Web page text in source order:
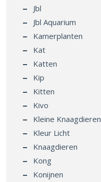
Jbl
Jbl Aquarium
Kamerplanten
Kat
Katten
Kip
Kitten
Kivo
Kleine Knaagdieren
Kleur Licht
Knaagdieren
Kong
Konijnen